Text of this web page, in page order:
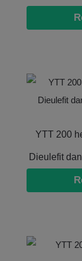
YTT 200
Dieulefit